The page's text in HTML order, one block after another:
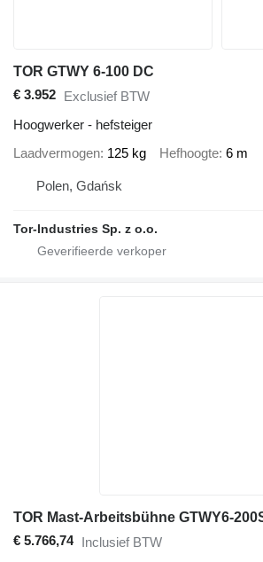
TOR GTWY 6-100 DC
€ 3.952 Exclusief BTW
Hoogwerker - hefsteiger
Laadvermogen 125 kg Hefhoogte 6 m
Polen, Gdańsk
Tor-Industries Sp. z o.o.
€ 5.766,74 Inclusief BTW